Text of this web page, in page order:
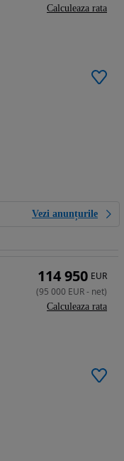
Vezi anunțurile
Calculeaza rata
114 950 EUR
(95 000 EUR- net)
Calculeaza rata